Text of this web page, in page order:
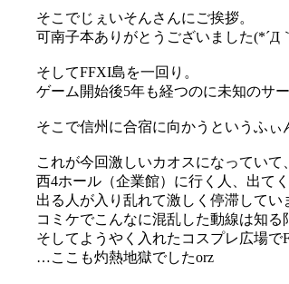
そこでじぇいそんさんにご挨拶。
可南子本ありがとうございました(*´Д
そしてFFXI島を一回り。
ゲーム開始後5年も経つのに未知のサ
そこで信州に合宿に向かうというふぃ
これが今回激しいカオスになっていて
西4ホール（企業館）に行く人、出て
出る人が入り乱れて激しく停滞してい
コミケでこんなに混乱した動線は知る
そしてようやく入れたコスプレ広場で
…ここも灼熱地獄でしたorz